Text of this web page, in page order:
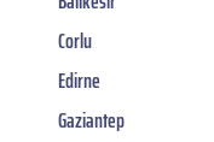
Corlu
Edirne
Gaziantep